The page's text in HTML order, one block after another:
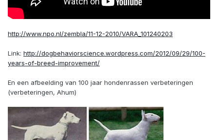
http://www.npo.nl/zembla/11-12-2010/VARA_101240203
Link: http://dogbehaviorscience.wordpress.com/2012/09/29/100-
years-of-breed-improvement/
En een afbeelding van 100 jaar hondenrassen verbeteringen
(verbeteringen, Ahum)